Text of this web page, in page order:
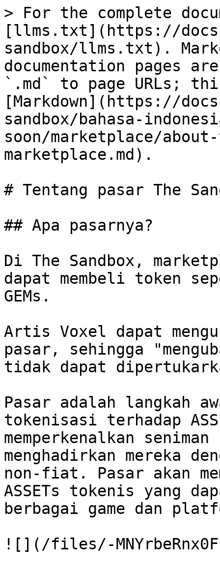
> For the complete
[llms.txt](https://
sandbox/llms.txt).
documentation pages
`.md` to page URLs;
[Markdown](https://
sandbox/bahasa-
soon/marketplace/
marketplace.md).
# Tentang pasar The
## Apa pasarnya?
Di The Sandbox,
dapat membeli token
GEMs.
Artis Voxel dapat
pasar, sehingga
tidak dapat
Pasar adalah langkah
tokenisasi terhadap
memperkenalkan
menghadirkan mereka
non-fiat. Pasar akan
ASSETs tokenis yang
berbagai game dan
![](/files/-MNYrbeRnx0F-